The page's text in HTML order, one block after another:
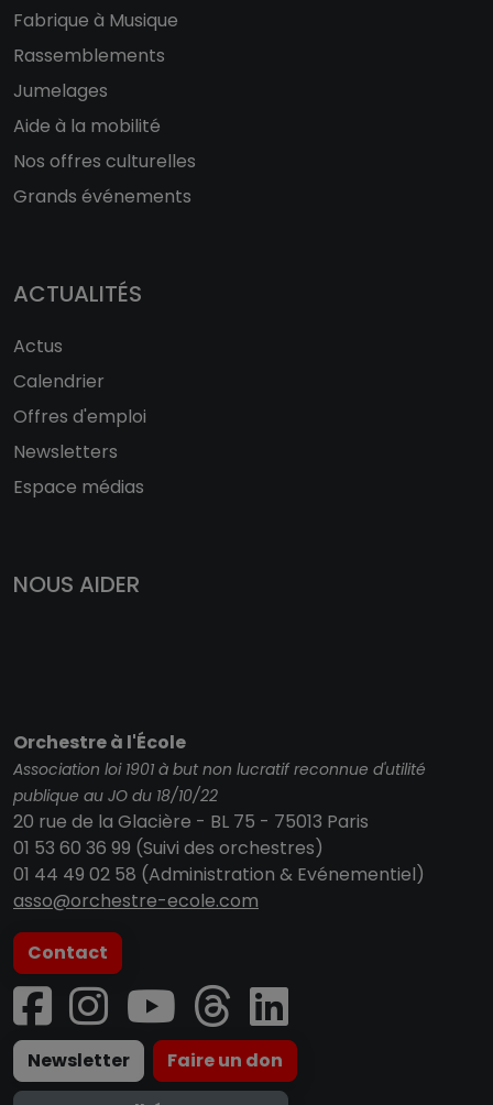
Fabrique à Musique
Rassemblements
Jumelages
Aide à la mobilité
Nos offres culturelles
Grands événements
ACTUALITÉS
Actus
Calendrier
Offres d'emploi
Newsletters
Espace médias
NOUS AIDER
Orchestre à l'École
Association loi 1901 à but non lucratif reconnue d'utilité
publique au JO du 18/10/22
20 rue de la Glacière - BL 75 - 75013 Paris
01 53 60 36 99 (Suivi des orchestres)
01 44 49 02 58 (Administration & Evénementiel)
asso@orchestre-ecole.com
Contact
Newsletter
Faire un don